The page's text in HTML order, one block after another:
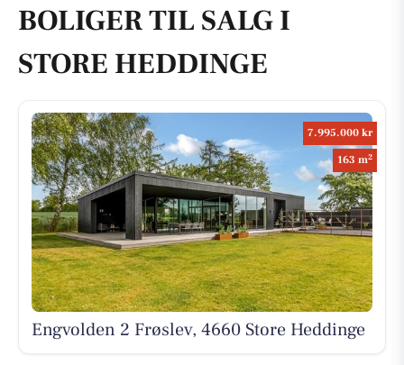
BOLIGER TIL SALG I
STORE HEDDINGE
7.995.000 kr
163 m2
Engvolden 2 Frøslev, 4660 Store Heddinge